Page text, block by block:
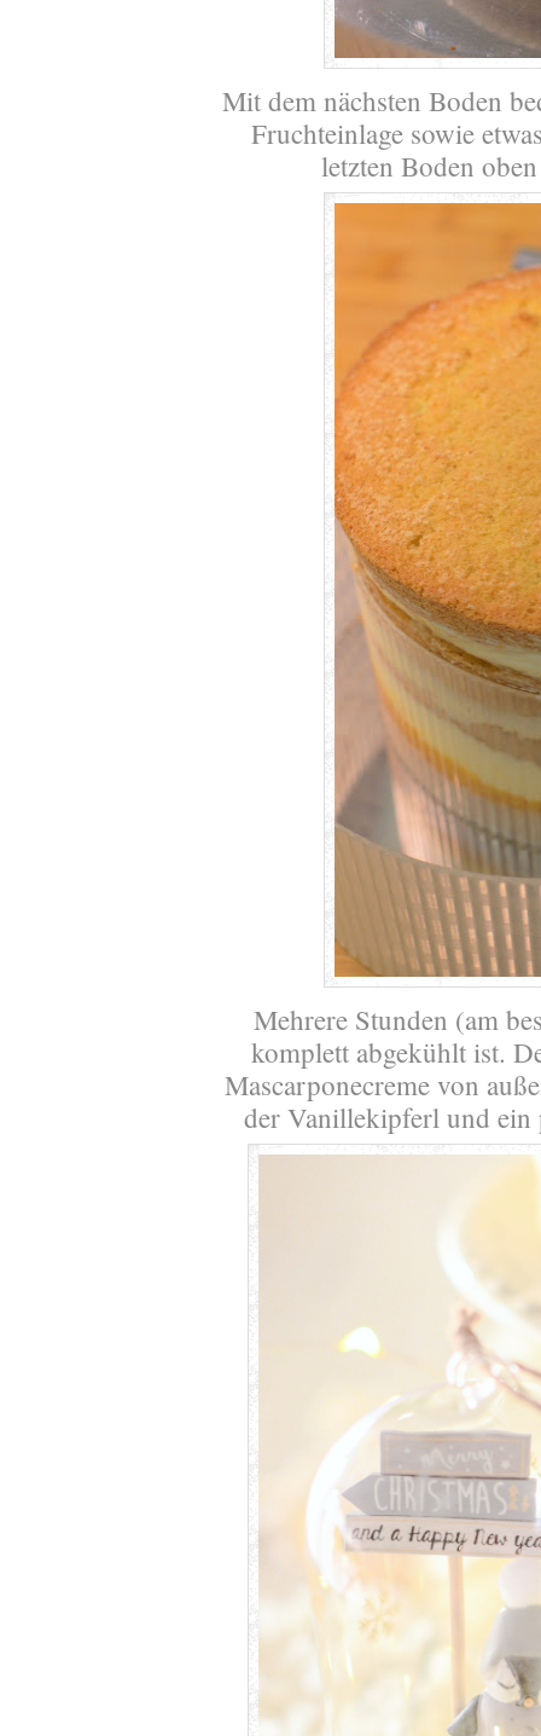
Mit dem nächsten Boden
Fruchteinlage sowie
letzten Boden
Mehrere Stunden (am
komplett abgekühlt ist.
Mascarponecreme von
der Vanillekipferl und ein